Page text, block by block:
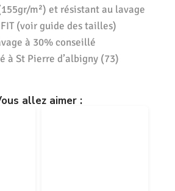
m²) et résistant au lavage
(voir guide des tailles)
à 30% conseillé
à St Pierre d’albigny (73)
allez aimer :